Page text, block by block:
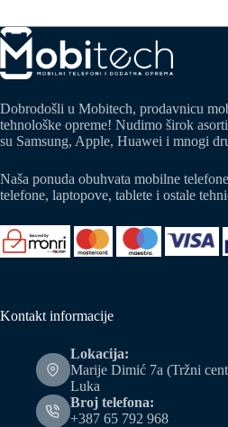
Dobrodošli u Mobitech, prodavnicu
tehnološke opreme! Nudimo širok
su Samsung, Apple, Huawei i mnogi
Naša ponuda obuhvata mobilne
telefone, laptopove, tablete i ostale
Kontakt informacije
Lokacija:
Marije Dimić 7a (Tržni
Luka
Broj telefona:
+387 65 792 968